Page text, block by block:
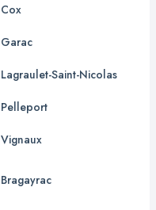
Cox
Garac
Lagraulet-Saint-Nicolas
Pelleport
Vignaux
Bragayrac